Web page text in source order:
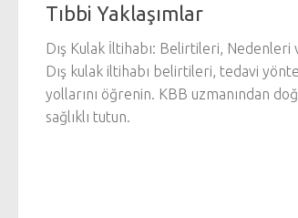
Tıbbi Yaklaşımlar
Dış Kulak İltihabı: Belirtileri, Nedenleri
Dış kulak iltihabı belirtileri, tedavi
yollarını öğrenin. KBB uzmanından
sağlıklı tutun.